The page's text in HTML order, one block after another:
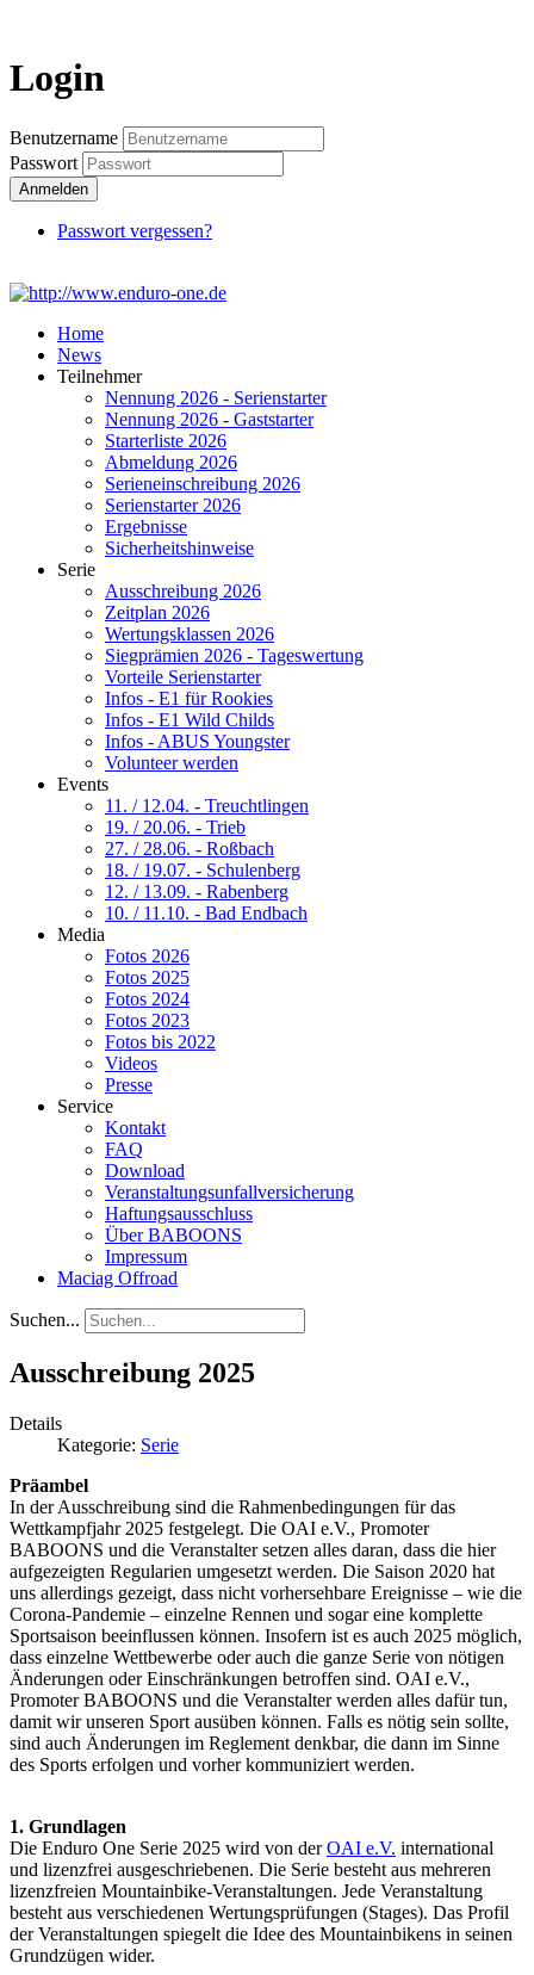
Login
Benutzername
Passwort
Anmelden
Passwort vergessen?
Home
News
Teilnehmer
Nennung 2026 - Serienstarter
Nennung 2026 - Gaststarter
Starterliste 2026
Abmeldung 2026
Serieneinschreibung 2026
Serienstarter 2026
Ergebnisse
Sicherheitshinweise
Serie
Ausschreibung 2026
Zeitplan 2026
Wertungsklassen 2026
Siegprämien 2026 - Tageswertung
Vorteile Serienstarter
Infos - E1 für Rookies
Infos - E1 Wild Childs
Infos - ABUS Youngster
Volunteer werden
Events
11. / 12.04. - Treuchtlingen
19. / 20.06. - Trieb
27. / 28.06. - Roßbach
18. / 19.07. - Schulenberg
12. / 13.09. - Rabenberg
10. / 11.10. - Bad Endbach
Media
Fotos 2026
Fotos 2025
Fotos 2024
Fotos 2023
Fotos bis 2022
Videos
Presse
Service
Kontakt
FAQ
Download
Veranstaltungsunfallversicherung
Haftungsausschluss
Über BABOONS
Impressum
Maciag Offroad
Suchen...
Ausschreibung 2025
Details
Kategorie: Serie
Präambel
In der Ausschreibung sind die Rahmenbedingungen für das
Wettkampfjahr 2025 festgelegt. Die OAI e.V., Promoter
BABOONS und die Veranstalter setzen alles daran, dass die hier
aufgezeigten Regularien umgesetzt werden. Die Saison 2020 hat
uns allerdings gezeigt, dass nicht vorhersehbare Ereignisse – wie die
Corona-Pandemie – einzelne Rennen und sogar eine komplette
Sportsaison beeinflussen können. Insofern ist es auch 2025 möglich,
dass einzelne Wettbewerbe oder auch die ganze Serie von nötigen
Änderungen oder Einschränkungen betroffen sind. OAI e.V.,
Promoter BABOONS und die Veranstalter werden alles dafür tun,
damit wir unseren Sport ausüben können. Falls es nötig sein sollte,
sind auch Änderungen im Reglement denkbar, die dann im Sinne
des Sports erfolgen und vorher kommuniziert werden.
1. Grundlagen
Die Enduro One Serie 2025 wird von derOAI e.V. international
und lizenzfrei ausgeschriebenen. Die Serie besteht aus mehreren
lizenzfreien Mountainbike-Veranstaltungen. Jede Veranstaltung
besteht aus verschiedenen Wertungsprüfungen (Stages). Das Profil
der Veranstaltungen spiegelt die Idee des Mountainbikens in seinen
Grundzügen wider.